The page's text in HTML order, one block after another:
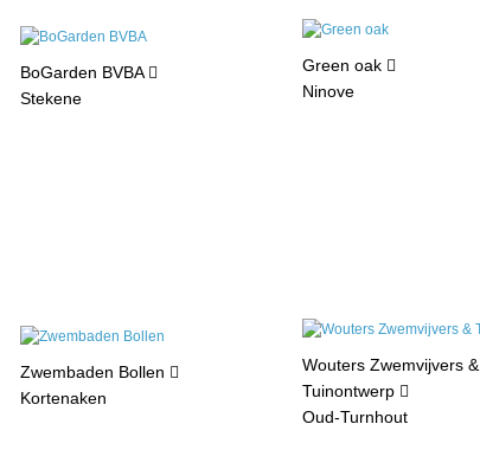
Green oak
Ninove
BoGarden BVBA
Stekene
Wouters Zwemvijvers &
Tuinontwerp
Oud-Turnhout
Zwembaden Bollen
Kortenaken